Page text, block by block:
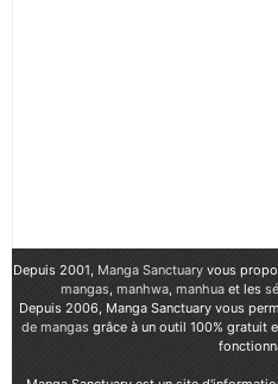
Depuis 2001, Manga Sanctuary vous
mangas, manhwa, manhuaet les
Depuis 2006, Manga Sanctuary vous
de mangasgrâce à un outil 100% gratuit